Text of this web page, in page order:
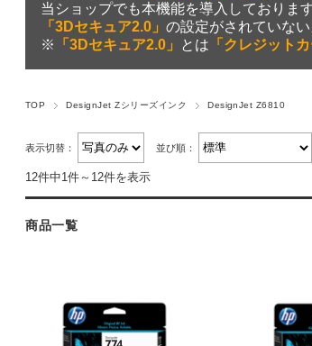
当ショップでも本機能を導入しております
「3Dセキュア2.0」 の設定がされていな
※
「3Dセキュア2.0」 とは 「クレジット
TOP DesignJet Zシリーズインク DesignJet Z6810
表示切替： 並び順：
12件中1件～12件を表示
商品一覧